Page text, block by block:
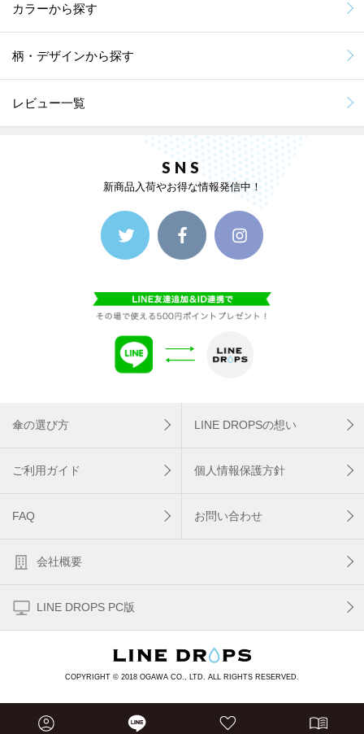
カラーから探す
柄・デザインから探す
レビュー一覧
SNS
新商品入荷やお得な情報発信中！
傘の選び方 LINE DROPSの想い
ご利用ガイド 個人情報保護方針
FAQ お問い合わせ
会社概要
LINE DROPS PC版
COPYRIGHT © 2018 OGAWA CO., LTD. ALL RIGHTS RESERVED.